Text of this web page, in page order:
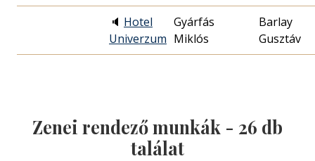
🔈 Hotel
Univerzum
Gyárfás
Miklós
Barlay
Gusztáv
Zenei rendező munkák - 26 db
találat